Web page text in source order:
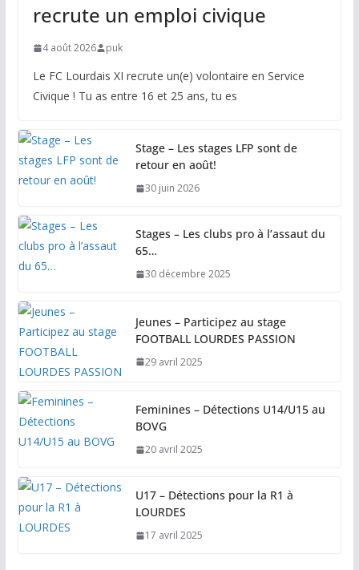
recrute un emploi civique
4 août 2026 puk
Le FC Lourdais XI recrute un(e) volontaire en Service
Civique ! Tu as entre 16 et 25 ans, tu es
Stage – Les stages LFP sont de
retour en août!
30 juin 2026
Stages – Les clubs pro à l’assaut du
65…
30 décembre 2025
Jeunes – Participez au stage
FOOTBALL LOURDES PASSION
29 avril 2025
Feminines – Détections U14/U15 au
BOVG
20 avril 2025
U17 – Détections pour la R1 à
LOURDES
17 avril 2025